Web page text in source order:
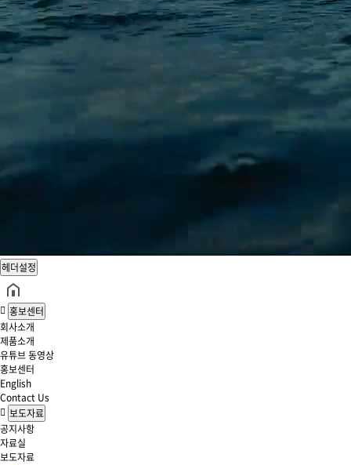
헤더설정
홍보센터
회사소개
제품소개
유튜브 동영상
홍보센터
English
Contact Us
보도자료
공지사항
자료실
보도자료